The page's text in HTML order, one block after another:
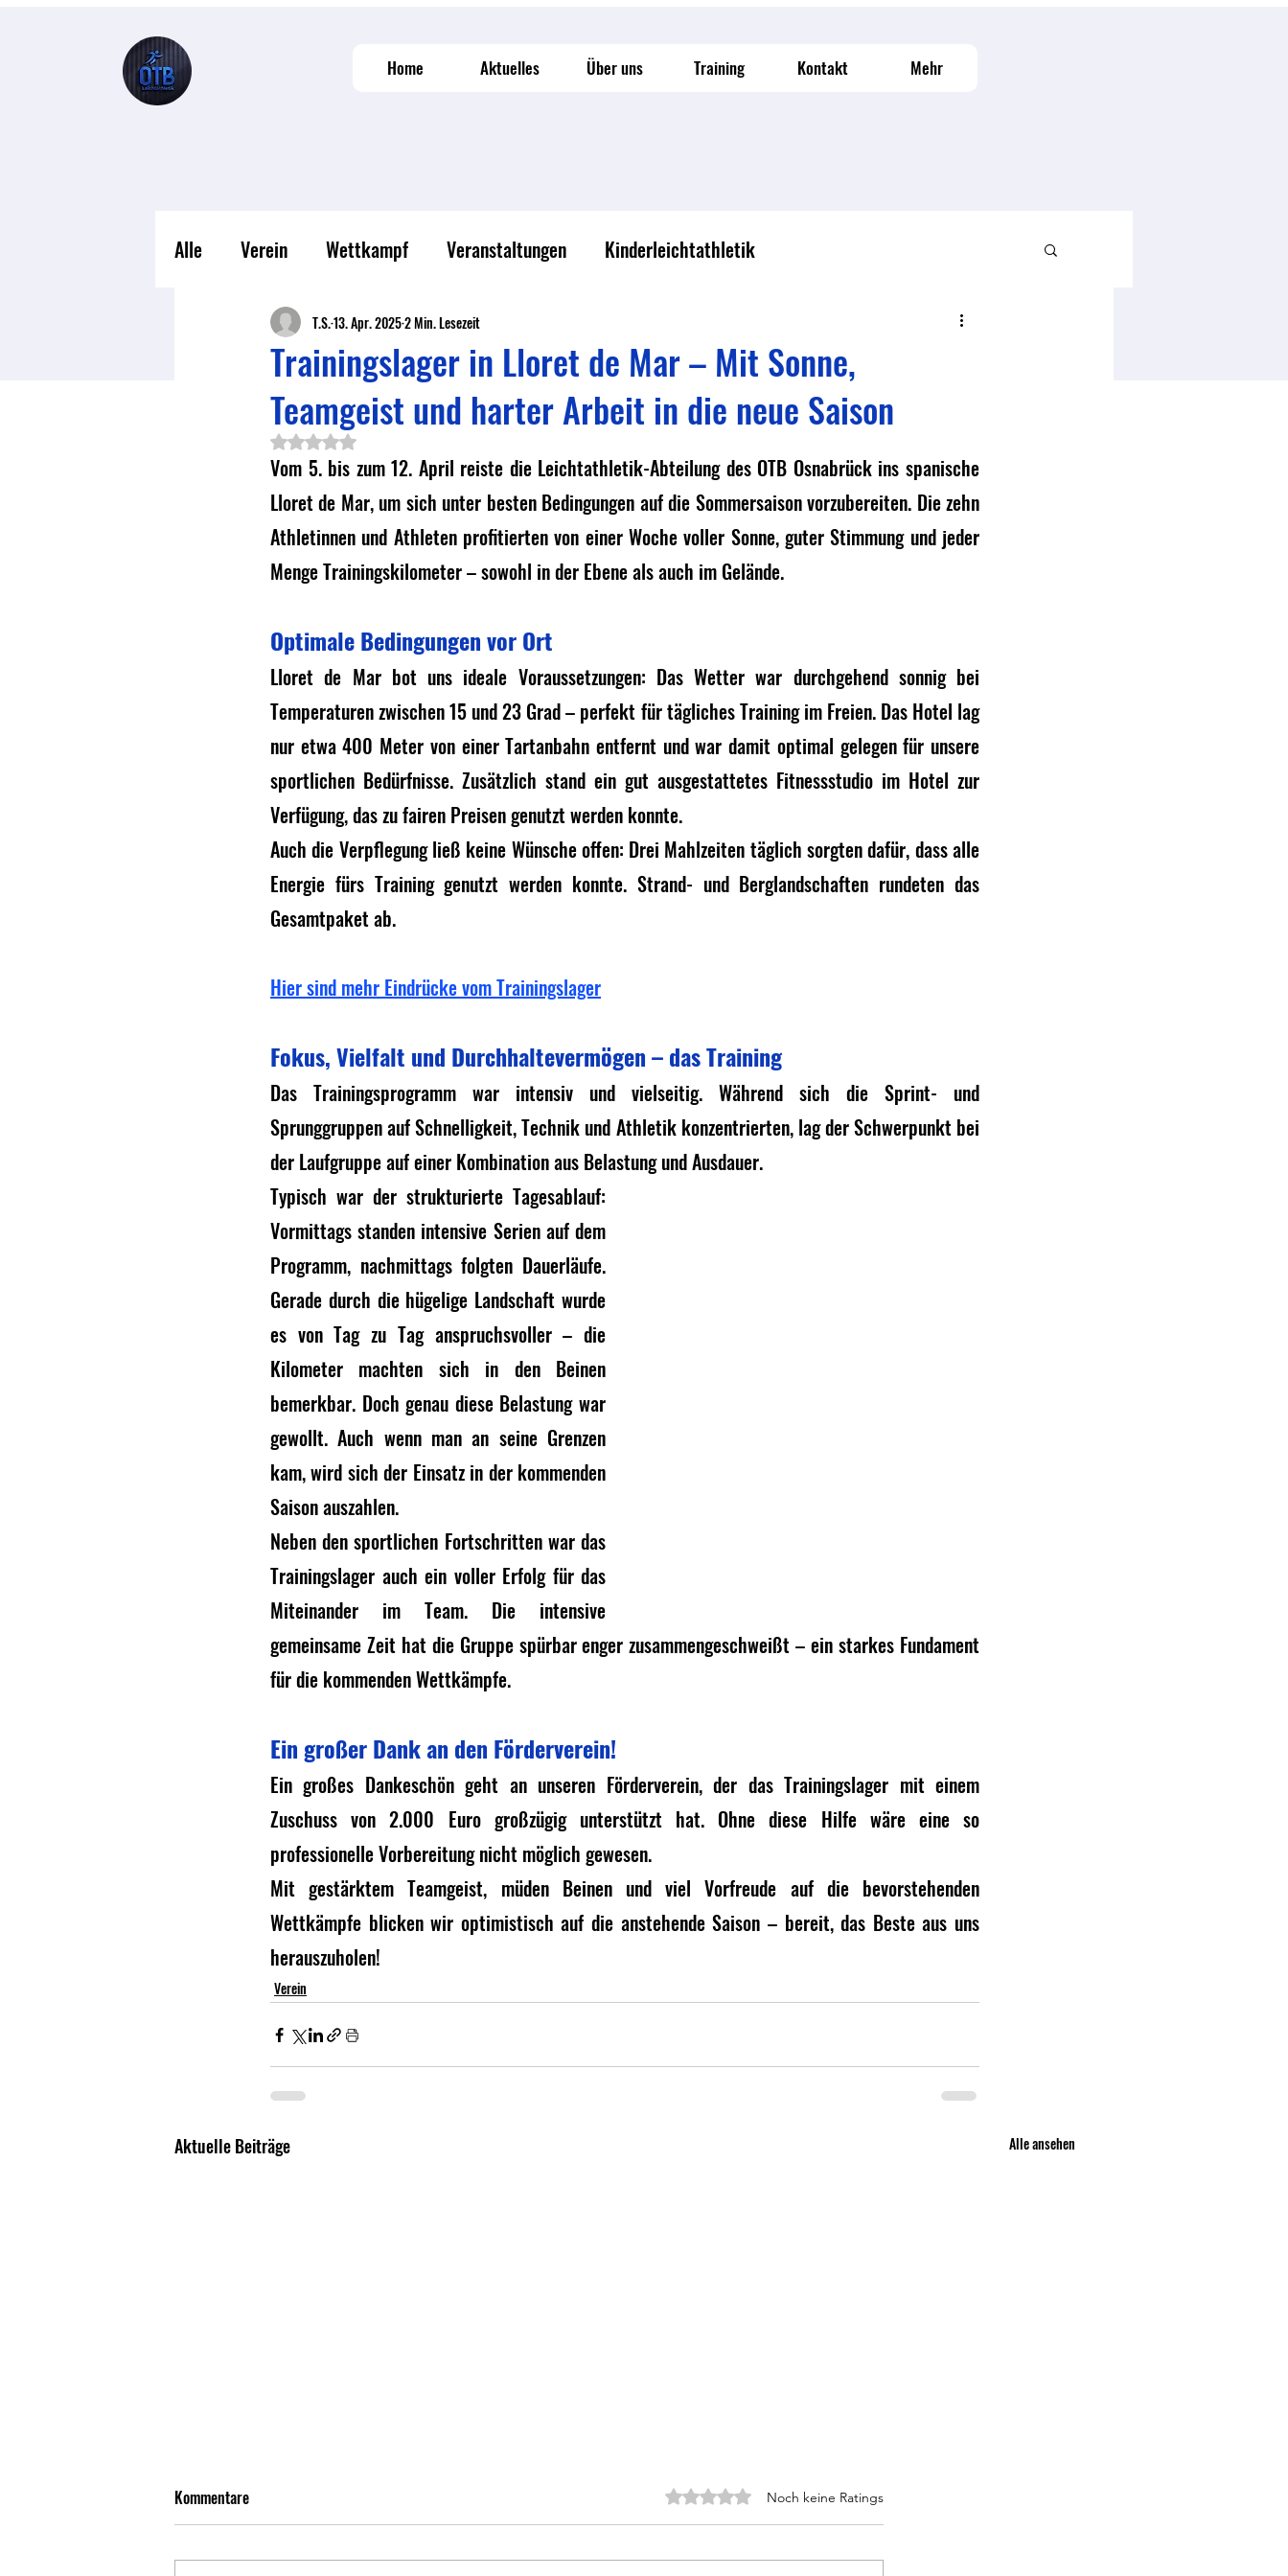
Home Aktuelles Über uns Training Kontakt Mehr
Alle Verein Wettkampf Veranstaltungen Kinderleichtathletik
Trainingslager in Lloret de Mar – Mit Sonne,
Teamgeist und harter Arbeit in die neue Saison
T.S.13. Apr. 20252 Min. Lesezeit
Mit NaN von 5 Sternen bewertet.
Vom 5. bis zum 12. April reiste die Leichtathletik-Abteilung des OTB Osnabrück ins spanische
Lloret de Mar, um sich unter besten Bedingungen auf die Sommersaison vorzubereiten. Die zehn
Athletinnen und Athleten profitierten von einer Woche voller Sonne, guter Stimmung und jeder
Menge Trainingskilometer – sowohl in der Ebene als auch im Gelände.
Optimale Bedingungen vor Ort
Lloret de Mar bot uns ideale Voraussetzungen: Das Wetter war durchgehend sonnig bei
Temperaturen zwischen 15 und 23 Grad – perfekt für tägliches Training im Freien. Das Hotel lag
nur etwa 400 Meter von einer Tartanbahn entfernt und war damit optimal gelegen für unsere
sportlichen Bedürfnisse. Zusätzlich stand ein gut ausgestattetes Fitnessstudio im Hotel zur
Verfügung, das zu fairen Preisen genutzt werden konnte.
Auch die Verpflegung ließ keine Wünsche offen: Drei Mahlzeiten täglich sorgten dafür, dass alle
Energie fürs Training genutzt werden konnte. Strand- und Berglandschaften rundeten das
Gesamtpaket ab.
Hier sind mehr Eindrücke vom Trainingslager
Fokus, Vielfalt und Durchhaltevermögen – das Training
Das Trainingsprogramm war intensiv und vielseitig. Während sich die Sprint- und
Sprunggruppen auf Schnelligkeit, Technik und Athletik konzentrierten, lag der Schwerpunkt bei
der Laufgruppe auf einer Kombination aus Belastung und Ausdauer.
Typisch war der strukturierte Tagesablauf:
Vormittags standen intensive Serien auf dem
Programm, nachmittags folgten Dauerläufe.
Gerade durch die hügelige Landschaft wurde
es von Tag zu Tag anspruchsvoller – die
Kilometer machten sich in den Beinen
bemerkbar. Doch genau diese Belastung war
gewollt. Auch wenn man an seine Grenzen
kam, wird sich der Einsatz in der kommenden
Saison auszahlen.
Neben den sportlichen Fortschritten war das
Trainingslager auch ein voller Erfolg für das
Miteinander im Team. Die intensive
gemeinsame Zeit hat die Gruppe spürbar enger zusammengeschweißt – ein starkes Fundament
für die kommenden Wettkämpfe.
Ein großer Dank an den Förderverein!
Ein großes Dankeschön geht an unseren Förderverein, der das Trainingslager mit einem
Zuschuss von 2.000 Euro großzügig unterstützt hat. Ohne diese Hilfe wäre eine so
professionelle Vorbereitung nicht möglich gewesen.
Mit gestärktem Teamgeist, müden Beinen und viel Vorfreude auf die bevorstehenden
Wettkämpfe blicken wir optimistisch auf die anstehende Saison – bereit, das Beste aus uns
herauszuholen!
Verein
Aktuelle Beiträge Alle ansehen
Kommentare Mit 0 von 5 Sternen bewertet.
Noch keine Ratings